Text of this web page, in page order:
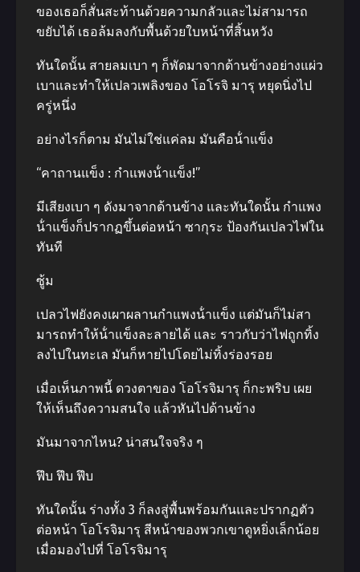
ของเธอก็สั่นสะท้านด้วยความกลัวและไม่สามารถ
ขยับได้ เธอล้มลงกับพื้นด้วยใบหน้าที่สิ้นหวัง
ทันใดนั้น สายลมเบา ๆ ก็พัดมาจากด้านข้างอย่างแผ่ว
เบาและทําให้เปลวเพลิงของ โอโรจิ มารุ หยุดนิ่งไป
ครู่หนึ่ง
อย่างไรก็ตาม มันไม่ใช่แค่ลม มันคือน้ําแข็ง
“คาถานแข็ง : กําแพงน้ําแข็ง!”
มีเสียงเบา ๆ ดังมาจากด้านข้าง และทันใดนั้น กําแพง
น้ําแข็งก็ปรากฏขึ้นต่อหน้า ซากุระ ป้องกันเปลวไฟใน
ทันที
ซู้ม
เปลวไฟยังคงเผาผลานกําแพงน้ําแข็ง แต่มันก็ไม่สา
มารถทําให้น้ําแข็งละลายได้ และ ราวกับว่าไฟถูกทิ้ง
ลงไปในทะเล มันก็หายไปโดยไม่ทิ้งร่องรอย
เมื่อเห็นภาพนี้ ดวงตาของ โอโรจิมารุ ก็กะพริบ เผย
ให้เห็นถึงความสนใจ แล้วหันไปด้านข้าง
มันมาจากไหน? น่าสนใจจริง ๆ
ฟึบ ฟึบ ฟึบ
ทันใดนั้น ร่างทั้ง 3 ก็ลงสู่พื้นพร้อมกันและปรากฏตัว
ต่อหน้า โอโรจิมารุ สีหน้าของพวกเขาดูหยิ่งเล็กน้อย
เมื่อมองไปที่ โอโรจิมารุ